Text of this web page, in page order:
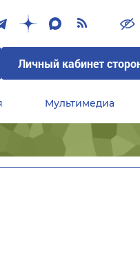
Личный кабинет
Мультимедиа